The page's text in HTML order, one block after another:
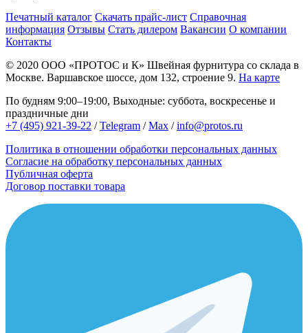
Печатный каталог Скачать прайс-лист Справочная
информация Отзывы Стать дилером Вакансии О компании
Контакты
© 2020 ООО «ПРОТОС и К» Швейная фурнитура со склада в
Москве. Варшавское шоссе, дом 132, строение 9. На карте
По будням 9:00–19:00, Выходные: суббота, воскресенье и
праздничные дни
+7 (495) 921-39-22 /Telegram /Max /info@protos.ru
Политика в отношении обработки персональных данных
Согласие на обработку персональных данных
Публичная оферта
Договор поставки товара